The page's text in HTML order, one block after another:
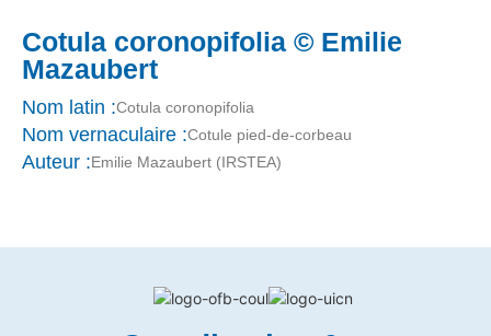
Cotula coronopifolia © Emilie
Mazaubert
Nom latin :Cotula coronopifolia
Nom vernaculaire :Cotule pied-de-corbeau
Auteur :Emilie Mazaubert (IRSTEA)